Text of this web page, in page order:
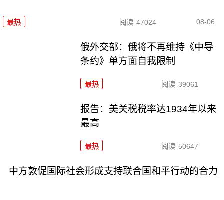
最热 阅读 47024 08-06
俄外交部：俄将不再维持《中导
条约》单方面自我限制
最热 阅读 39061
报告：美关税税率达1934年以来
最高
最热 阅读 50647
中方敦促国际社会形成支持联合国和平行动的合力